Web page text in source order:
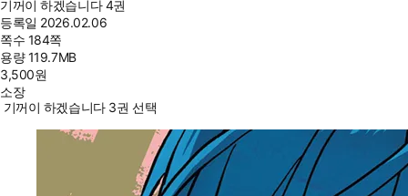
기꺼이 하겠습니다 4권
등록일 2026.02.06
쪽수 184쪽
용량119.7MB
3,500원
소장
기꺼이 하겠습니다 3권 선택